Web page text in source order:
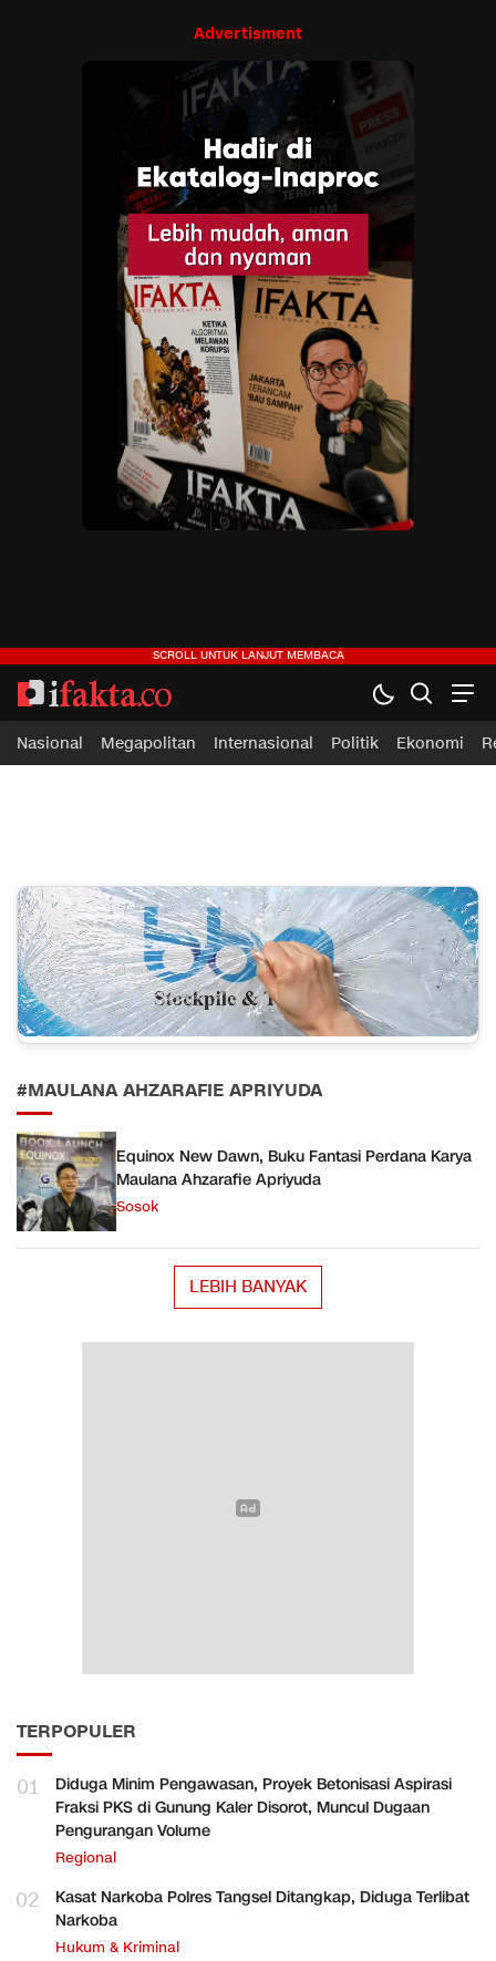
Advertisment
ifakta.co
#pastibenar
Nasional Megapolitan Internasional Politik Ekonomi
#MAULANA AHZARAFIE APRIYUDA
Equinox New Dawn, Buku Fantasi Perdana Karya
Maulana Ahzarafie Apriyuda
Sosok
LEBIH BANYAK
TERPOPULER
01
Diduga Minim Pengawasan, Proyek Betonisasi Aspirasi
Fraksi PKS di Gunung Kaler Disorot, Muncul Dugaan
Pengurangan Volume
Regional
02
Kasat Narkoba Polres Tangsel Ditangkap, Diduga Terlibat
Narkoba
Hukum & Kriminal